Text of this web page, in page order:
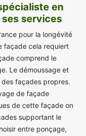
en
services
pour la longévité
façade cela requiert
comprend le
Le démoussage et
façades propres.
de façade
de cette façade on
supportant le
entre ponçage,